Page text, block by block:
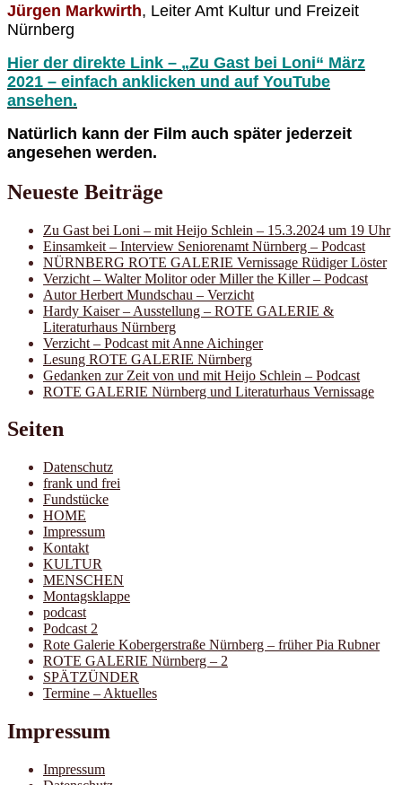
Jürgen Markwirth, Leiter Amt Kultur und Freizeit
Nürnberg
Hier der direkte Link – „Zu Gast bei Loni“ März
2021 – einfach anklicken und auf YouTube
ansehen.
Natürlich kann der Film auch später jederzeit
angesehen werden.
Neueste Beiträge
Zu Gast bei Loni – mit Heijo Schlein – 15.3.2024 um 19 Uhr
Einsamkeit – Interview Seniorenamt Nürnberg – Podcast
NÜRNBERG ROTE GALERIE Vernissage Rüdiger Löster
Verzicht – Walter Molitor oder Miller the Killer – Podcast
Autor Herbert Mundschau – Verzicht
Hardy Kaiser – Ausstellung – ROTE GALERIE &
Literaturhaus Nürnberg
Verzicht – Podcast mit Anne Aichinger
Lesung ROTE GALERIE Nürnberg
Gedanken zur Zeit von und mit Heijo Schlein – Podcast
ROTE GALERIE Nürnberg und Literaturhaus Vernissage
Seiten
Datenschutz
frank und frei
Fundstücke
HOME
Impressum
Kontakt
KULTUR
MENSCHEN
Montagsklappe
podcast
Podcast 2
Rote Galerie Kobergerstraße Nürnberg – früher Pia Rubner
ROTE GALERIE Nürnberg – 2
SPÄTZÜNDER
Termine – Aktuelles
Impressum
Impressum